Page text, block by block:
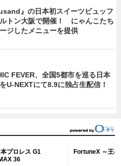
』の日本初スイーツビュッフ
トン大阪で開催！ にゃんこたち
ジしたメニューを提供
FEVER、全国5都市を巡る日本
U‐NEXTにて8.9に独占生配信！
プロレス G1
36
FortuneX ～王